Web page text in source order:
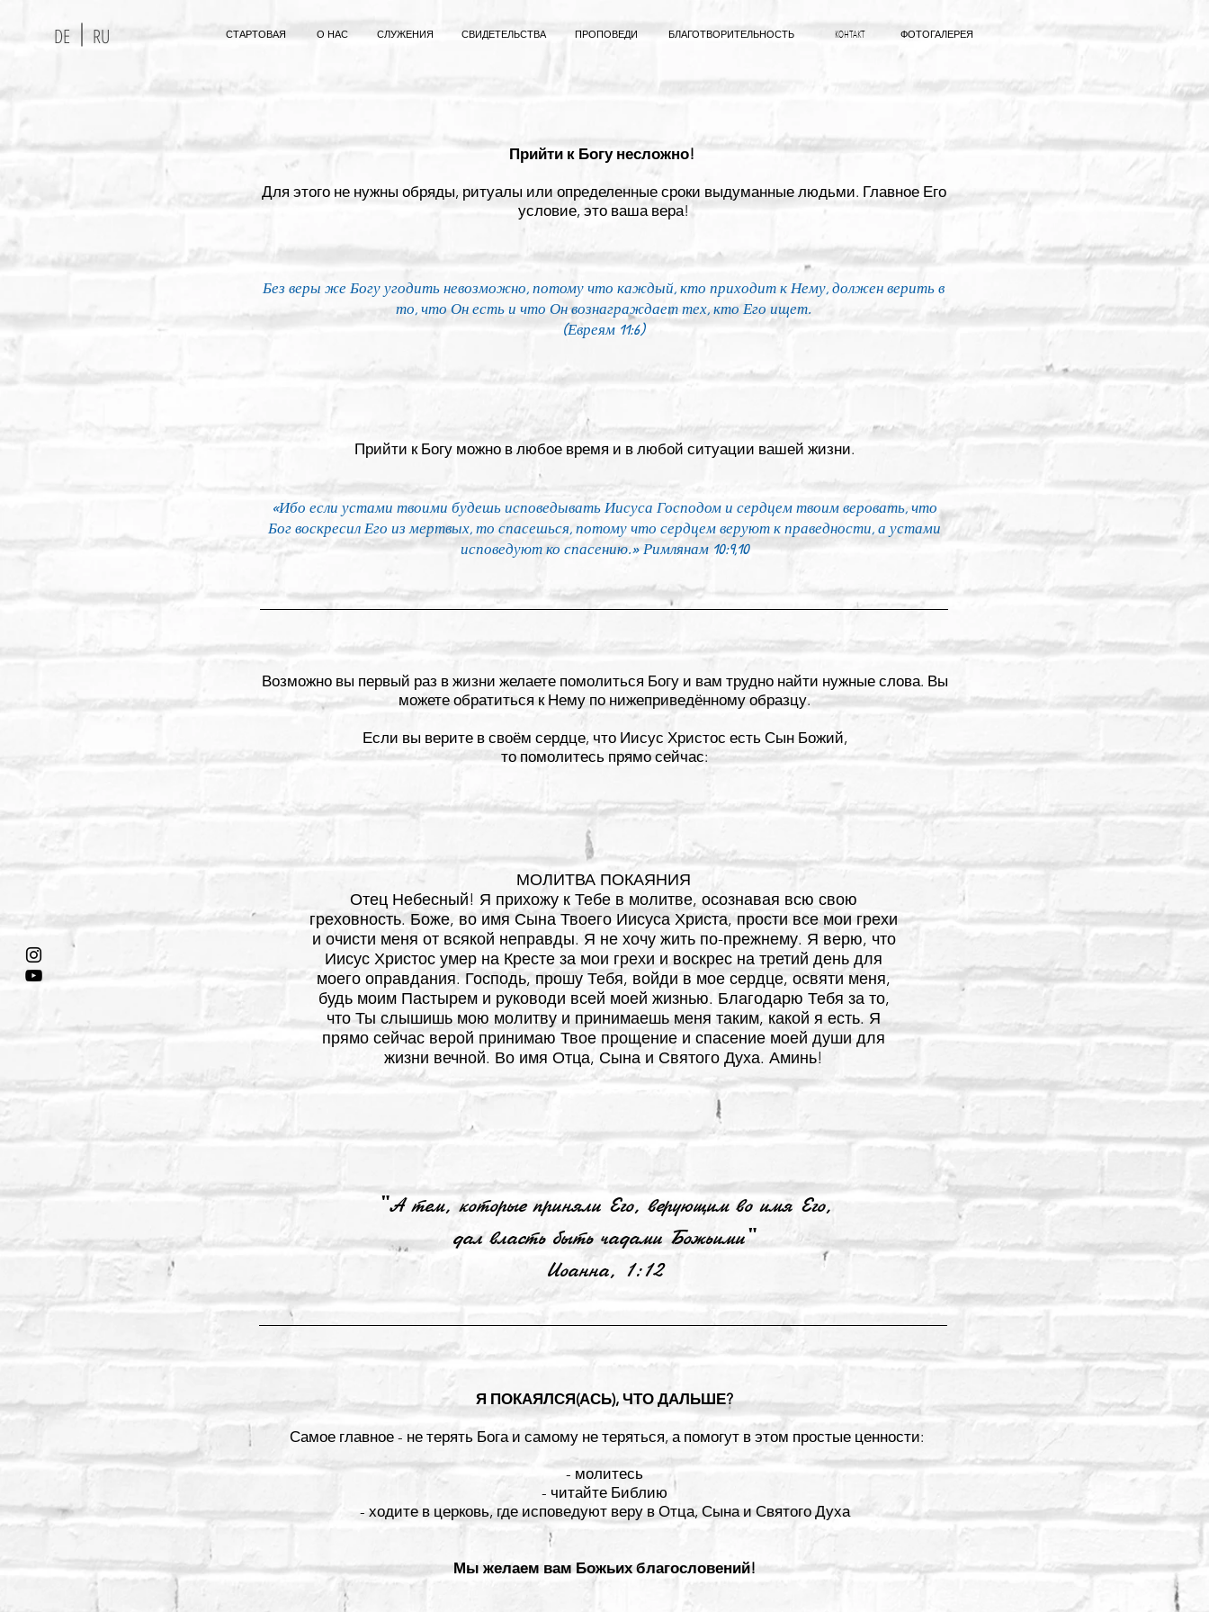
DE RU СТАРТОВАЯ О НАС СЛУЖЕНИЯ СВИДЕТЕЛЬСТВА ПРОПОВЕДИ БЛАГОТВОРИТЕЛЬНОСТЬ КОНТАКТ ФОТОГАЛЕРЕЯ
Прийти к Богу несложно!
Для этого не нужны обряды, ритуалы или определенные сроки выдуманные людьми. Главное Его
условие, это ваша вера!
Без веры же Богу угодить невозможно, потому что каждый, кто приходит к Нему, должен верить в
то, что Он есть и что Он вознаграждает тех, кто Его ищет.
(Евреям 11:6)
Прийти к Богу можно в любое время и в любой ситуации вашей жизни.
«Ибо если устами твоими будешь исповедывать Иисуса Господом и сердцем твоим веровать, что
Бог воскресил Его из мертвых, то спасешься, потому что сердцем веруют к праведности, а устами
исповедуют ко спасению.» Римлянам 10:9,10
Возможно вы первый раз в жизни желаете помолиться Богу и вам трудно найти нужные слова. Вы
можете обратиться к Нему по нижеприведённому образцу.
Если вы верите в своём сердце, что Иисус Христос есть Сын Божий,
то помолитесь прямо сейчас:
МОЛИТВА ПОКАЯНИЯ
Отец Небесный! Я прихожу к Тебе в молитве, осознавая всю свою
греховность. Боже, во имя Сына Твоего Иисуса Христа, прости все мои грехи
и очисти меня от всякой неправды. Я не хочу жить по-прежнему. Я верю, что
Иисус Христос умер на Кресте за мои грехи и воскрес на третий день для
моего оправдания. Господь, прошу Тебя, войди в мое сердце, освяти меня,
будь моим Пастырем и руководи всей моей жизнью. Благодарю Тебя за то,
что Ты слышишь мою молитву и принимаешь меня таким, какой я есть. Я
прямо сейчас верой принимаю Твое прощение и спасение моей души для
жизни вечной. Во имя Отца, Сына и Святого Духа. Аминь!
"А тем, которые приняли Его, верующим во имя Его,
дал власть быть чадами Божьими"
Иоанна, 1:12
Я ПОКАЯЛСЯ(АСЬ), ЧТО ДАЛЬШЕ?
Самое главное - не терять Бога и самому не теряться, а помогут в этом простые ценности:
- молитесь
- читайте Библию
- ходите в церковь, где исповедуют веру в Отца, Сына и Святого Духа
Мы желаем вам Божьих благословений!